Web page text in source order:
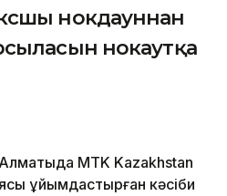
нокдауннан
нокаутқа
MTK Kazakhstan
ұйымдастырған кәсіби